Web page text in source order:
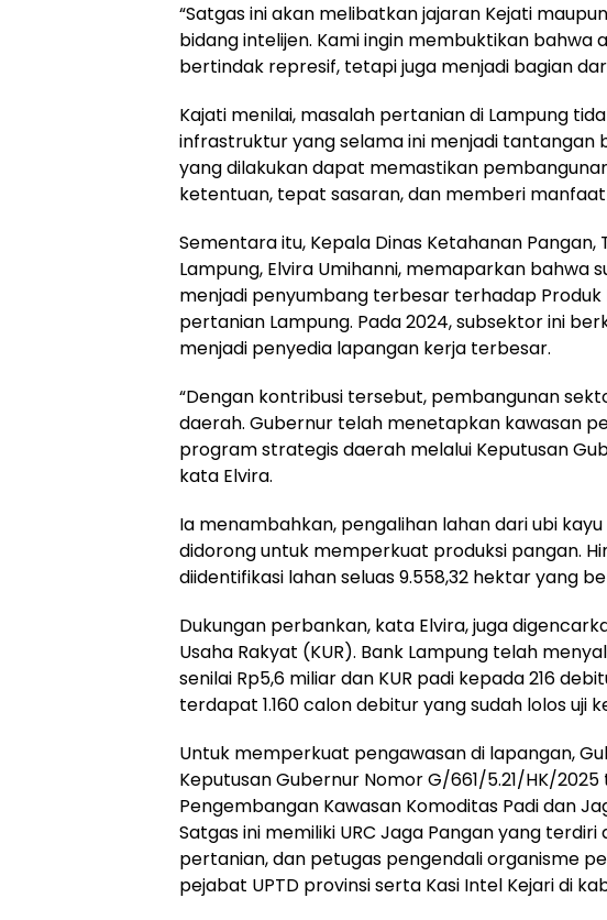
“Satgas ini akan melibatkan jajaran Kejati
bidang intelijen. Kami ingin membuktikan
bertindak represif, tetapi juga menjadi bagian
Kajati menilai, masalah pertanian di Lampung
infrastruktur yang selama ini menjadi tantangan
yang dilakukan dapat memastikan
ketentuan, tepat sasaran, dan memberi
Sementara itu, Kepala Dinas Ketahanan
Lampung, Elvira Umihanni, memaparkan bahwa
menjadi penyumbang terbesar terhadap Produk
pertanian Lampung. Pada 2024, subsektor ini
menjadi penyedia lapangan kerja terbesar.
“Dengan kontribusi tersebut, pembangunan
daerah. Gubernur telah menetapkan kawasan
program strategis daerah melalui Keputusan
kata Elvira.
Ia menambahkan, pengalihan lahan dari ubi
didorong untuk memperkuat produksi pangan.
diidentifikasi lahan seluas 9.558,32 hektar yang
Dukungan perbankan, kata Elvira, juga
Usaha Rakyat (KUR). Bank Lampung telah
senilai Rp5,6 miliar dan KUR padi kepada 216
terdapat 1.160 calon debitur yang sudah lolos uji
Untuk memperkuat pengawasan di lapangan,
Keputusan Gubernur Nomor G/661/5.21/HK/
Pengembangan Kawasan Komoditas Padi dan
Satgas ini memiliki URC Jaga Pangan yang
pertanian, dan petugas pengendali organisme
pejabat UPTD provinsi serta Kasi Intel Kejari di